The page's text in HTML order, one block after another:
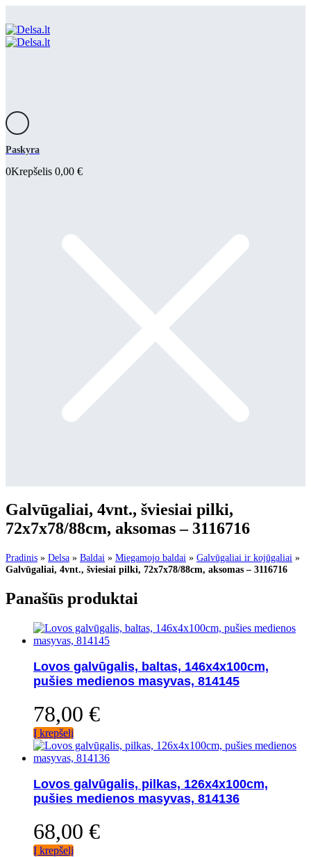
Paskyra
0Krepšelis 0,00 €
Galvūgaliai, 4vnt., šviesiai pilki,
72x7x78/88cm, aksomas – 3116716
Pradinis » Delsa » Baldai » Miegamojo baldai » Galvūgaliai ir kojūgaliai »
Galvūgaliai, 4vnt., šviesiai pilki, 72x7x78/88cm, aksomas – 3116716
Panašūs produktai
Lovos galvūgalis, baltas, 146x4x100cm,
pušies medienos masyvas, 814145
78,00 €
Į krepšelį
Lovos galvūgalis, pilkas, 126x4x100cm,
pušies medienos masyvas, 814136
68,00 €
Į krepšelį